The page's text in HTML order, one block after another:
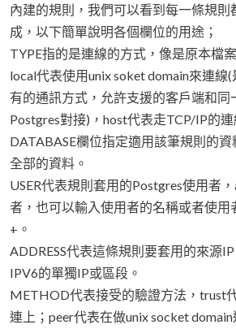
內建的規則，我們可以看到每一條規則
成，以下簡單說明各個欄位的用途；
TYPE指的是連線的方式，像是原本檔
local代表使用unix soket domain來連線
有的通訊方式，允許支援的客戶端和同
Postgres對接)，host代表走TCP/IP的連
DATABASE欄位指定適用該筆規則的
全部的資料。
USER代表規則套用的Postgres使用者
者，也可以輸入使用者的名稱或者使用
+。
ADDRESS代表這條規則要套用的來源
IPV6的單獨IP或區段。
METHOD代表接受的驗證方法，trust
連上；peer代表在做unix socket